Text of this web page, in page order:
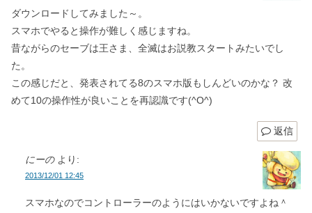
ダウンロードしてみました～。
スマホでやると操作が難しく感じますね。
昔ながらのセーブは王さま、全滅はお説教スタートみたいでし
た。
この感じだと、発表されてる8のスマホ版もしんどいのかな？ 改
めて10の操作性が良いことを再認識です(^O^)
返信
にーの より:
2013/12/01 12:45
スマホなのでコントローラーのようにはいかないですよね＾